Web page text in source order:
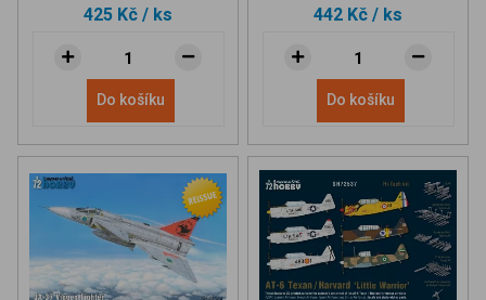
425 Kč / ks
Do košíku
442 Kč / ks
Do košíku